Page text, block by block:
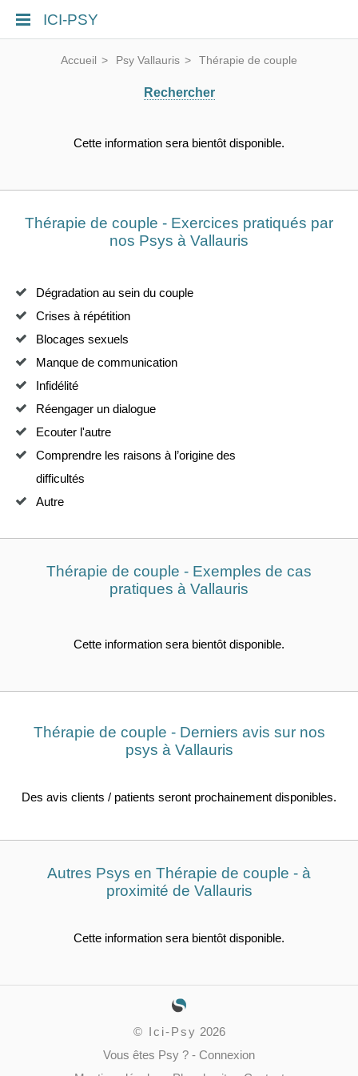
ICI-PSY
Accueil Psy Vallauris Thérapie de couple
Rechercher
Cette information sera bientôt disponible.
Thérapie de couple - Exercices pratiqués par
nos Psys à Vallauris
Dégradation au sein du couple
Crises à répétition
Blocages sexuels
Manque de communication
Infidélité
Réengager un dialogue
Ecouter l'autre
Comprendre les raisons à l’origine des
difficultés
Autre
Thérapie de couple - Exemples de cas
pratiques à Vallauris
Cette information sera bientôt disponible.
Thérapie de couple - Derniers avis sur nos
psys à Vallauris
Des avis clients / patients seront prochainement disponibles.
Autres Psys en Thérapie de couple - à
proximité de Vallauris
Cette information sera bientôt disponible.
© Ici-Psy 2026
Vous êtes Psy ? - Connexion